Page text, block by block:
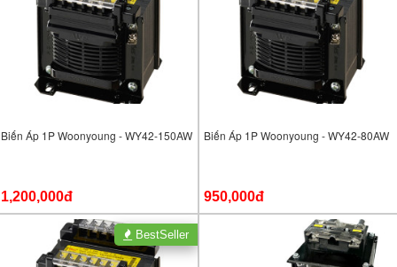
Biến Áp 1P Woonyoung - WY42-150AW
1,200,000đ
Biến Áp 1P Woonyoung - WY42-80AW
950,000đ
BestSeller